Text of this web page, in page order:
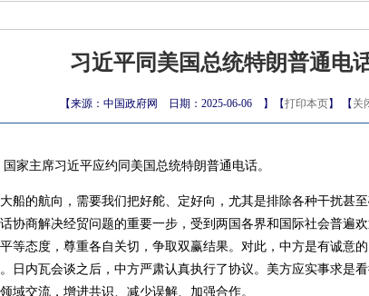
习近平同美国总统特朗普通电
【来源：中国政府网 日期：2025-06-06 】【打印本页】 【 关
家主席习近平应约同美国总统特朗普通电话。
船的航向，需要我们把好舵、定好向，尤其是排除各种干扰甚
协商解决经贸问题的重要一步，受到两国各界和国际社会普遍
等态度，尊重各自关切，争取双赢结果。对此，中方是有诚意
日内瓦会谈之后，中方严肃认真执行了协议。美方应实事求是
域交流，增进共识、减少误解、加强合作。